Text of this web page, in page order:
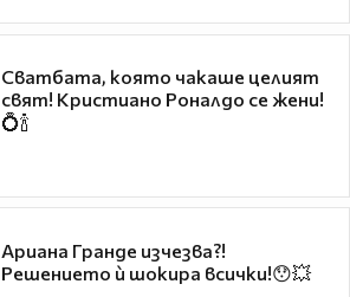
Сватбата, която чакаше целият
свят! Кристиано Роналдо се жени!
💍🍾
Ариана Гранде изчезва?!
Решението ѝ шокира всички!😯💥